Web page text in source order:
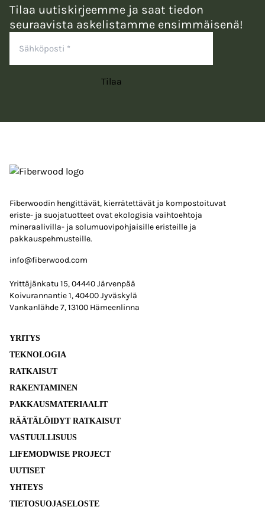
Tilaa uutiskirjeemme ja saat tiedon
seuraavista askelistamme ensimmäisenä!
Tilaa
Fiberwoodin hengittävät, kierrätettävät ja kompostoituvat
eriste- ja suojatuotteet ovat ekologisia vaihtoehtoja
mineraalivilla- ja solumuovipohjaisille eristeille ja
pakkauspehmusteille.
info@fiberwood.com
Yrittäjänkatu 15, 04440 Järvenpää
Koivurannantie 1, 40400 Jyväskylä
Vankanlähde 7, 13100 Hämeenlinna
YRITYS
TEKNOLOGIA
RATKAISUT
RAKENTAMINEN
PAKKAUSMATERIAALIT
RÄÄTÄLÖIDYT RATKAISUT
VASTUULLISUUS
LIFEMODWISE PROJECT
UUTISET
YHTEYS
TIETOSUOJASELOSTE